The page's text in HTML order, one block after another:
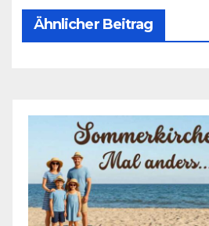
Ähnlicher Beitrag